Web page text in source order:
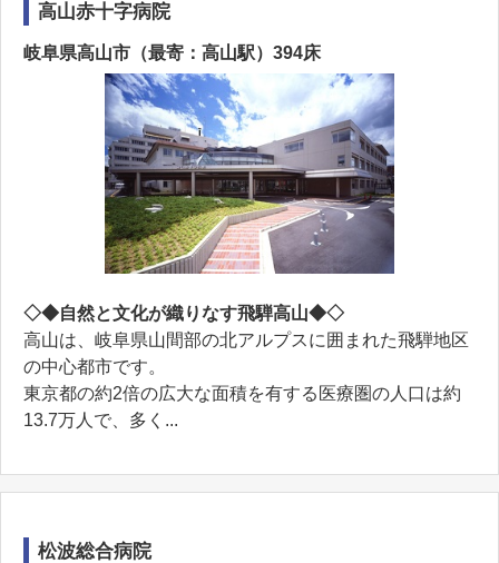
高山赤十字病院
岐阜県高山市（最寄：高山駅）394床
◇◆自然と文化が織りなす飛騨高山◆◇
高山は、岐阜県山間部の北アルプスに囲まれた飛騨地区
の中心都市です。
東京都の約2倍の広大な面積を有する医療圏の人口は約
13.7万人で、多く...
松波総合病院